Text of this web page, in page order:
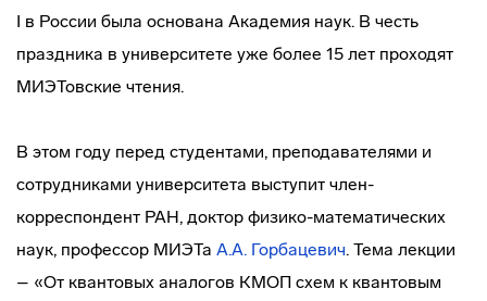
I в России была основана Академия наук. В честь
праздника в университете уже более 15 лет проходят
МИЭТовские чтения.
В этом году перед студентами, преподавателями и
сотрудниками университета выступит член-
корреспондент РАН, доктор физико-математических
наук, профессор МИЭТа А.А. Горбацевич. Тема лекции
– «От квантовых аналогов КМОП схем к квантовым